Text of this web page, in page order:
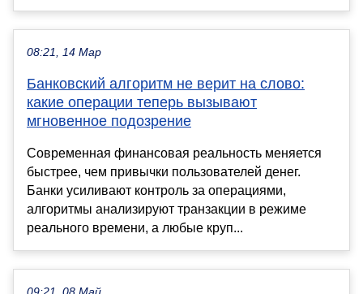
08:21, 14 Мар
Банковский алгоритм не верит на слово:
какие операции теперь вызывают
мгновенное подозрение
Современная финансовая реальность меняется
быстрее, чем привычки пользователей денег.
Банки усиливают контроль за операциями,
алгоритмы анализируют транзакции в режиме
реального времени, а любые круп...